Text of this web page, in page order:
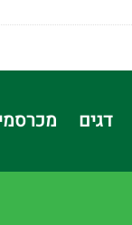
דגים